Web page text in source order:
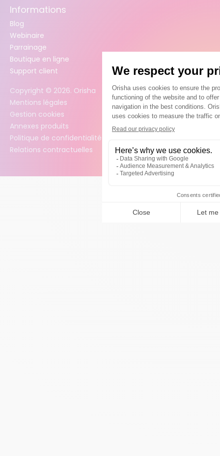
Informations
Blog
Webinaire
Parrainage
Boutique en ligne
Support client
Copyright © 2026. Orisha
Mentions légales
Gestion cookies
Annexes produits
Politique de confidentialité des données
Relations contractuelles